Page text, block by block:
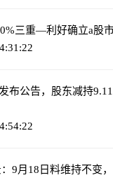
三重—利好确立a股
布公告，股东减持
9月18日料维持不变